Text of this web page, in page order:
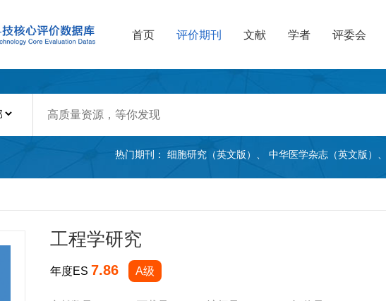
首页 评价期刊 文献 学者 评委会
热门期刊： 细胞研究（英文版） 中华医学杂志（英文版）
工程学研究
年度ES 7.86 A级